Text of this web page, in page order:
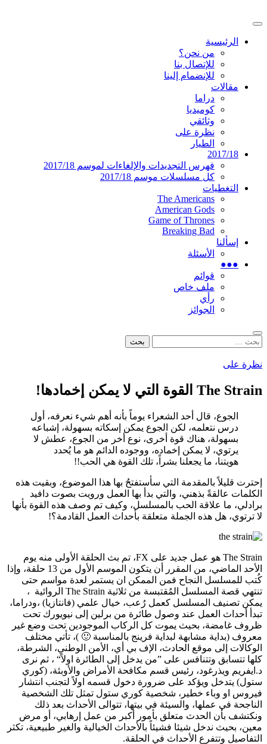
إلى
دليل التلفزيون العربي
موقع عربي متخصص في أخبار ومقالات حول
المسلسلات الأجنبية
القائمة
الرئيسيةالرئيسية
من نحن؟
للإتصال بنا
للإنضمام إلينا
مقالات
دراما
كوميديا
وثائقي
نظرة على
الطيار
2017/18
فهرس التجديدات والإلغاءات لموسم 2017/18
كل مسلسلات موسم 2017/18
التغطيات
The Americans
American Gods
Game of Thrones
Breaking Bad
إسألنا
الأسئلة
●●●
قوائم
ملف خاص
رأي
الجوائز
بحث
البحث
نظرة على
The Strain القوة التي لا يمكن إخمادها!
الجوع، قال أحد الشعراء يوماً بأنه أهم شيء نعرفه، أول
درس نتعلمه، لكن الجوع يمكن إسكاته بسهولة، إشباعه
بسهولة، هناك قوة أخرى، نوع أخر من الجوع، عطش لا
يرتوي، لا يمكن إخماده، ووجوده الدائم هو ما يُحدد
هويتنا، ما يجعلنا بشراً، تلك القوة هي الحب!!
إحترت قليلاً بالمقدمة التي سأستفتحُ بها هذا الموضوع، وبقيت هذه
الكلمات عالقةً بذهني، والتي بدأ بها العمل ورويت بصوت دافيد
برادلي، ما علاقة الحب بالمسلسل، وكيف تم وصف هذه القوة بأنها
لا ترتوي، هل هذه الجملة متعلقة بأحداث العمل القادمة؟!
The Strain هو عمل جديد على FX، تم بث الحلقة الأولى منه يوم
الأحد الماضي، من المقرر أن يتكون الموسم الأول من 13 حلقة، وإذا
كُتب للمسلسل النجاح فمن الممكن ان يستمر لعدة مواسم حتى
تنتهي قصة المسلسل المُقتبسة من ثلاثية The Strain الروائية ،
يمكن تصنيف المسلسل كعمل رُعب، خيال علمي (فانتازيا) ،ودراما،
تبدأ أحداث العمل عند وصول طائرة من برلين إلى نيويورك تحت
ظروف غامضة، بحيث يموت كل الركاب الموجودين تحت وضع غير
معروف (بداية مشابهة لبداية فرينج بالمناسبة 🙂 )، تأتي مختلف
الوكالات إلى موقع الحادث، الإف بي أي، الأمن الوطني، الشرطة،
كلها تتسابق وتتنافس على ”من يدخل إلى الطائرة اولاً“ ، ثم نرى
د.ايفريم ويذرغود، رئيس قسم مكافحة الأمراض والأوبئة، (كوري
ستول) يتدخل ويؤكد على ضرورة دخول قسمه اولاً لتجنب انتشار
فيروس او وباء خطير، شخصية كوري ستول تمثل تلك الشخصية
الناجحة في عملها، والسيئة في بيتها، تتوالى الأحداث بعد ذلك
ونكتشف بأن الحدث متعلق بأمور أكبر من عمل إرهابي، أو مرض
معين، بحيث ندخل شيئا فشيئاً بالأحداث الخيالية والغير طبيعية، تكثر
التفاصيل وتتفرع الأحداث في الحلقة.